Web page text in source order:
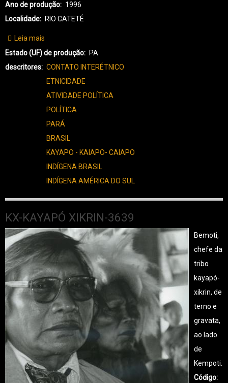
Ano de produção
1996
Localidade
RIO CATETÉ
Leia mais
KX-
KAYAPÓ
XIKRIN-
3640
Estado (UF) de produção
PA
descritores
CONTATO INTERÉTNICO
ETNICIDADE
ATIVIDADE POLÍTICA
POLÍTICA
PARÁ
BRASIL
KAYAPO - KAIAPO- CAIAPO
INDÍGENA BRASIL
INDÍGENA AMÉRICA DO SUL
KX-KAYAPÓ XIKRIN-3639
Bemoti,
chefe da
tribo
kayapó-
xikrin, de
terno e
gravata,
ao lado
de
Kempoti.
Código